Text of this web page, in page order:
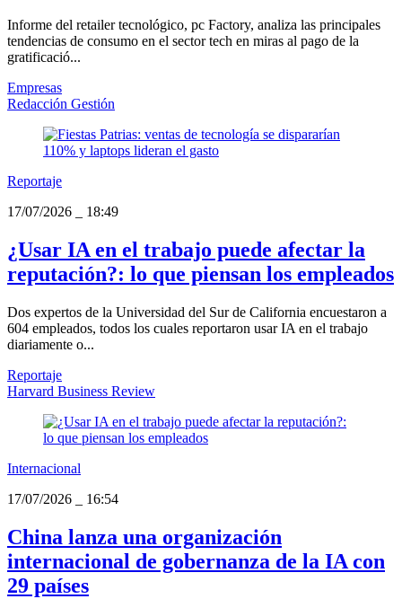
Informe del retailer tecnológico, pc Factory, analiza las principales
tendencias de consumo en el sector tech en miras al pago de la
gratificació...
Empresas
Redacción Gestión
Reportaje
17/07/2026
18:49
¿Usar IA en el trabajo puede afectar la
reputación?: lo que piensan los empleados
Dos expertos de la Universidad del Sur de California encuestaron a
604 empleados, todos los cuales reportaron usar IA en el trabajo
diariamente o...
Reportaje
Harvard Business Review
Internacional
17/07/2026
16:54
China lanza una organización
internacional de gobernanza de la IA con
29 países